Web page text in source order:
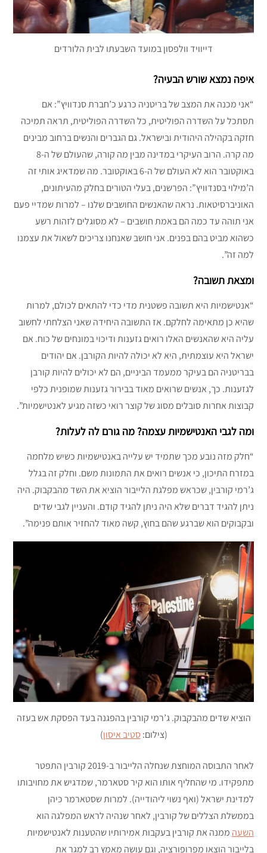
דייוויד וולפסון במועד השבעתו לבית הלורדים
איפה נמצא שורש הבעיה?
“אני מכנה את המצב של בריטניה כרגע כ’חברת סנדוויץ”: אם
תסתכל על השדרה הפוליטית, כל השדרה הפוליטית, תראה תמיכה
חזקה בקהילה היהודית ובישראל. גם הגברים והנשים ברחוב מבינים
מה קרה. הרוב העיקרי במדינה מבין מה קורה, שהעולם של ה-8
באוקטובר הוא לא העולם של ה-6 באוקטובר. מה שמדאיג אותי זה
ה’מילוי בסנדוויץ”: הפרשנים, בעלי הטורים בחלק מהעיתונים,
האוניברסיטאות. נראה שהאנשים החושבים שלנו – למרות שמדיי פעם
אני תוהה עד כמה הם באמת חושבים – לא מסוגלים לזהות רשע
כשהוא מביט בהם בפנים. אני חושב שאנחנו צריכים לשאול את עצמנו
למה זה”.
ומצאת תשובה?
“אנטישמיות היא תשובה פשטנית מדי כדי להתאים לכולם, למרות
שהיא כן מתאימה לחלקם. אז התשובה היחידה שאני הצלחתי לחשוב
עליה היא שהאנשים האלו רואים גזענות ודיכוי במונחים של כוח. אם
ישראל היא עוצמתית, היא לא יכולה להיות הקורבן. אם יהודים
בבריטניה הם בעיקר ממעמד הביניים, הם לא יכולים להיות קורבן
לגזענות. כך, אנשים שרואים מאוד בבירור גזענות שמופנית כלפי
קבוצות אחרות סובלים מסוג של קוצר רואי כשזה מגיע לאנטישמיות”.
ומה לגבי האנטישמיות עצמה? מה גורם לה לעלות?
“חלק מזה נובע מכך שתמיד יש עלייה באנטישמיות כשיש מלחמה
במזרח התיכון, כי אנשים רואים את התמונות משם. וחלק זה בגלל
ג’רמי קורבין, שכראש מפלגת הלייבור הוציא את השד מהבקבוק. היה
ניתן להגיד דברים שלא היה ניתן להגיד קודם. והעניין לגבי שדים
ובקבוקים הוא שברגע שהם בחוץ, קשה מאוד להחזיר אותם פנימה”.
הוציא שדים מהבקבוק. ג’רמי קורבין בהפגנה בעד הפסקת אש בעזה
(צילום:סטיב איסון)
לאחר התבוסה המוחצת שנחלה הלייבור ב-2019 קורבין התפטר
מתפקידו. מי שהחליף אותו הוא קיר סטארמר, שמדגיש את מחויבותו
למדינת ישראל (ואף נשוי ליהודייה). למרות שסטארמר כיהן
בממשלת הצללים של קורבין, לאחר שנהיה לראש המפלגה הוא
השעה ממנה את קורבין בעקבות אמירותיו שהטענות לאנטישמיות
בלייבור הוצאו מפרופורציה, וגם עושה מאמץ רב למגר את